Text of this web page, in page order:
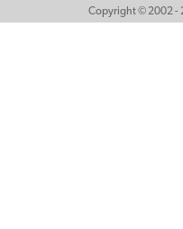
Copyright © 2002 -